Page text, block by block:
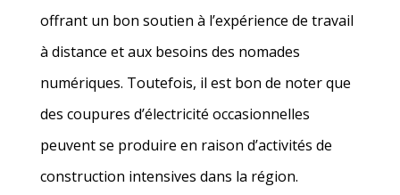
offrant un bon soutien à l’expérience de travail
à distance et aux besoins des nomades
numériques. Toutefois, il est bon de noter que
des coupures d’électricité occasionnelles
peuvent se produire en raison d’activités de
construction intensives dans la région.